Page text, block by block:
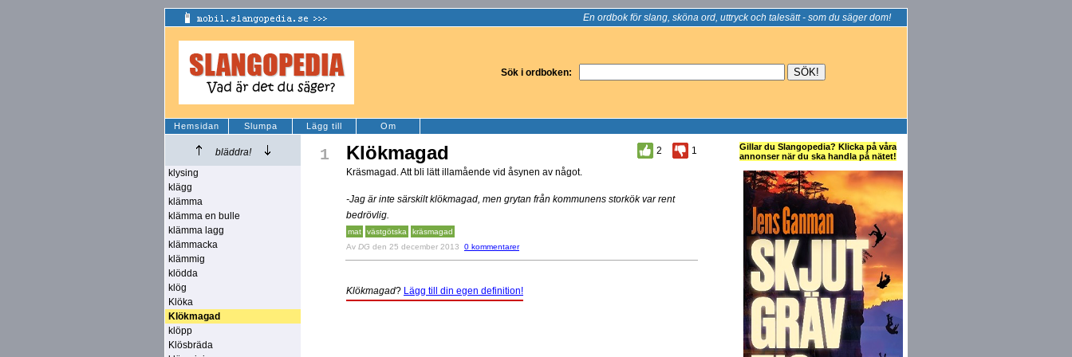
En ordbok för slang, sköna ord, uttryck och talesätt - som du säger dom!
Sök i ordboken:
Hemsidan Slumpa Lägg till Om
bläddra!
klysing
klägg
klämma
klämma en bulle
klämma lagg
klämmacka
klämmig
klödda
klög
Klöka
Klökmagad
klöpp
Klösbräda
1 Klökmagad 2
1
Kräsmagad. Att bli lätt illamående vid åsynen av något.
-Jag är inte särskilt klökmagad, men grytan från kommunens storkök var rent
bedrövlig.
mat västgötska
kräsmagad
Av DG den 25 december 2013 0 kommentarer
Klökmagad? Lägg till din egen definition!
Gillar du Slangopedia? Klicka på våra
annonser när du ska handla på nätet!